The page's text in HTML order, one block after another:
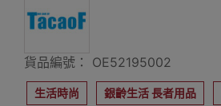
貨品編號： OE52195002
生活時尚 銀齡生活 長者用品